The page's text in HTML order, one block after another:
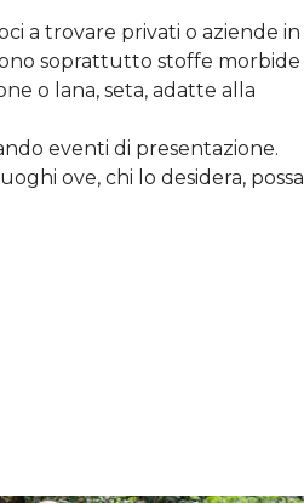
a trovare privati o aziende in
soprattutto stoffe morbide
o lana, seta, adatte alla
eventi di presentazione.
ove, chi lo desidera, possa